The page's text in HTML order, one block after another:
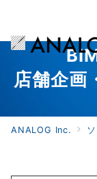
店舗企画
ANALOG Inc.